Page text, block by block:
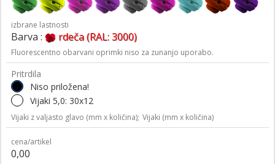
izbrane lastnosti
Barva : rdeča (RAL: 3000)
Fluorescentno obarvani oprimki niso za zunanjo uporabo.
Pritrdila
Niso priložena!
Vijaki 5,0: 30x12
Vijaki z valjasto glavo (mm x količina); Vijaki (mm x količina)
cena/artikel
0,00